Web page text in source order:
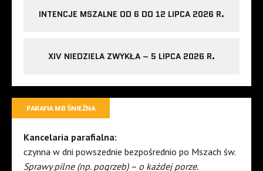
INTENCJE MSZALNE OD 6 DO 12 LIPCA 2026 R.
XIV NIEDZIELA ZWYKŁA – 5 LIPCA 2026 R.
PARAFIA MB ŚNIEŻNA
Kancelaria parafialna:
czynna w dni powszednie bezpośrednio po Mszach św.
Sprawy pilne (np. pogrzeb) – o każdej porze.